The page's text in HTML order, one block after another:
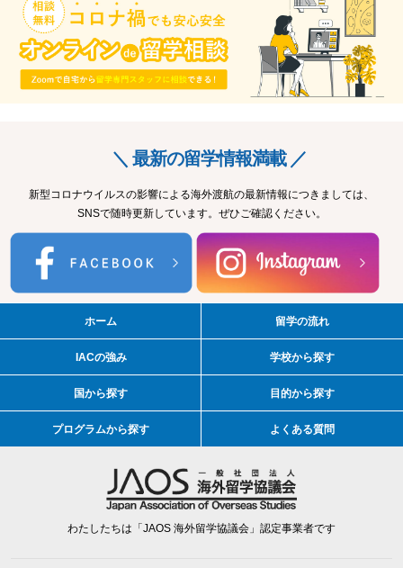
＼ 最新の留学情報満載 ／
新型コロナウイルスの影響による海外渡航の最新情報につきましては、
SNSで随時更新しています。ぜひご確認ください。
ホーム 留学の流れ
IACの強み 学校から探す
国から探す 目的から探す
プログラムから探す よくある質問
わたしたちは「JAOS 海外留学協議会」認定事業者です